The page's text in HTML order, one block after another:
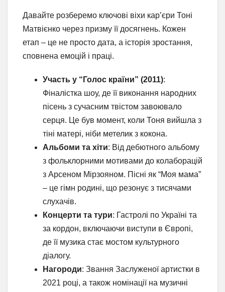
Давайте розберемо ключові віхи кар’єри Тоні
Матвієнко через призму її досягнень. Кожен
етап – це не просто дата, а історія зростання,
сповнена емоцій і праці.
Участь у “Голос країни” (2011):
Фіналістка шоу, де її виконання народних
пісень з сучасним твістом завоювало
серця. Це був момент, коли Тоня вийшла з
тіні матері, ніби метелик з кокона.
Альбоми та хіти: Від дебютного альбому
з фольклорними мотивами до колаборацій
з Арсеном Мірзояном. Пісні як “Моя мама”
– це гімн родині, що резонує з тисячами
слухачів.
Концерти та тури: Гастролі по Україні та
за кордон, включаючи виступи в Європі,
де її музика стає мостом культурного
діалогу.
Нагороди: Звання Заслуженої артистки в
2021 році, а також номінації на музичні